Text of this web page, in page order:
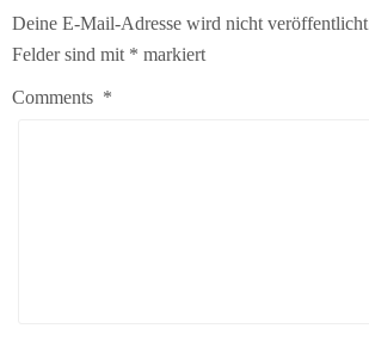
Deine E-Mail-Adresse wird nicht
Felder sind mit * markiert
Comments *